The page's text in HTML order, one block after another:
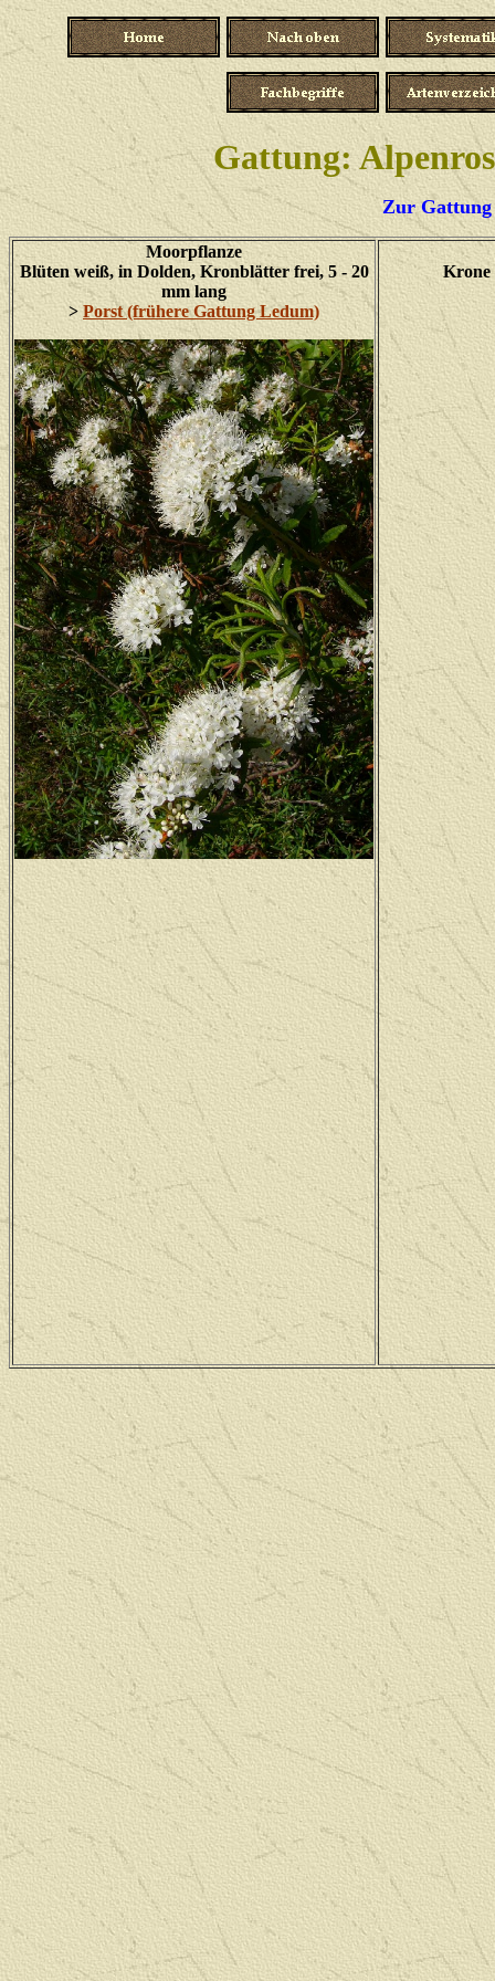
Gattung:
Zur Gattung
Moorpflanze
Blüten weiß, in Dolden, Kronblätter frei, 5 - 20
mm lang
> Porst (frühere Gattung Ledum)
Krone